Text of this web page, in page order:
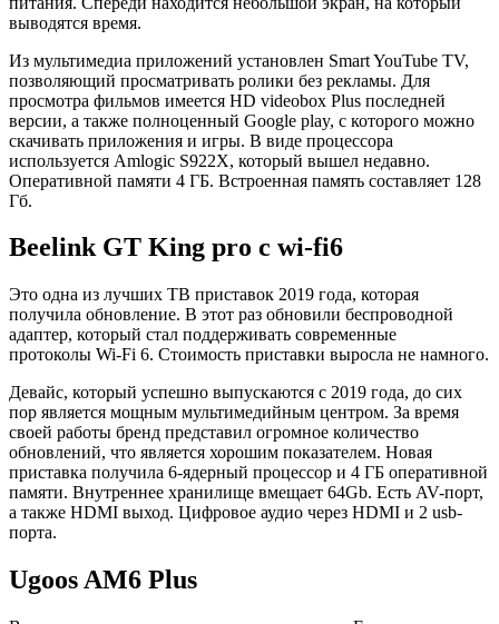
выводятся время.
Из мультимедиа приложений установлен Smart YouTube TV,
позволяющий просматривать ролики без рекламы. Для
просмотра фильмов имеется HD videobox Plus последней
версии, а также полноценный Google play, с которого можно
скачивать приложения и игры. В виде процессора
используется Amlogic S922X, который вышел недавно.
Оперативной памяти 4 ГБ. Встроенная память составляет 128
Гб.
Beelink GT King pro с wi-fi6
Это одна из лучших ТВ приставок 2019 года, которая
получила обновление. В этот раз обновили беспроводной
адаптер, который стал поддерживать современные
протоколы Wi-Fi 6. Cтоимость приставки выросла не намного.
Девайс, который успешно выпускаются с 2019 года, до сих
пор является мощным мультимедийным центром. За время
своей работы бренд представил огромное количество
обновлений, что является хорошим показателем. Новая
приставка получила 6-ядерный процессор и 4 ГБ оперативной
памяти. Внутреннее хранилище вмещает 64Gb. Есть AV-порт,
а также HDMI выход. Цифровое аудио через HDMI и 2 usb-
порта.
Ugoos AM6 Plus